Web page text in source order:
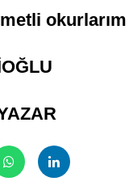
okurlarım